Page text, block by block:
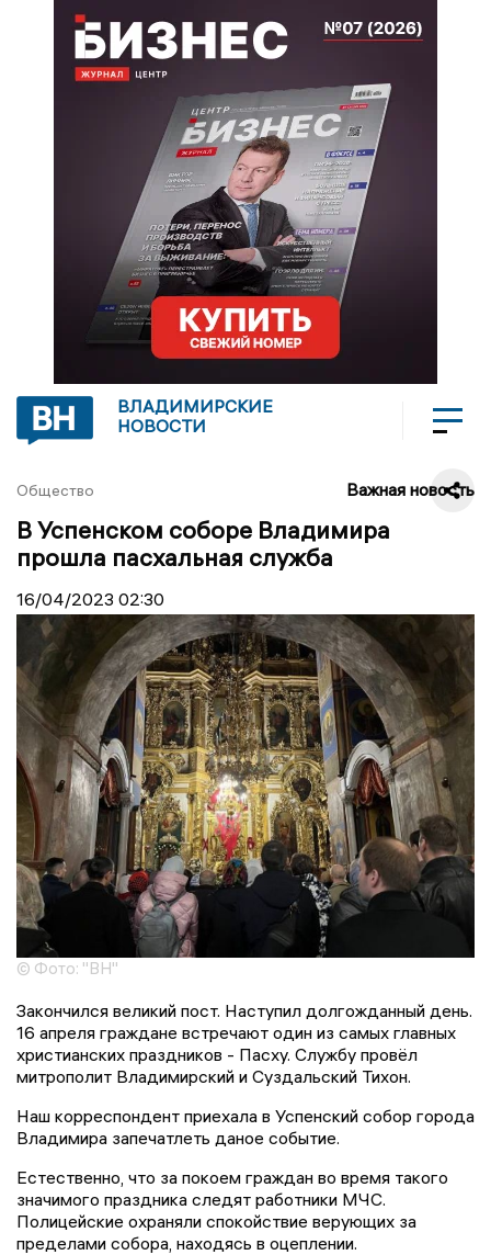
ВЛАДИМИРСКИЕ
НОВОСТИ
Общество Важная новость
В Успенском соборе Владимира
прошла пасхальная служба
16/04/2023 02:30
© Фото: "ВН"
Закончился великий пост. Наступил долгожданный день.
16 апреля граждане встречают один из самых главных
христианских праздников - Пасху. Службу провёл
митрополит Владимирский и Суздальский Тихон.
Наш корреспондент приехала в Успенский собор города
Владимира запечатлеть даное событие.
Естественно, что за покоем граждан во время такого
значимого праздника следят работники МЧС.
Полицейские охраняли спокойствие верующих за
пределами собора, находясь в оцеплении.